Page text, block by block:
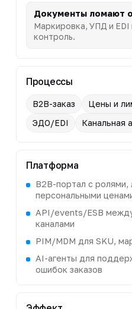
Документы ломают
Маркировка, УПД и EDI
контроль.
Процессы
B2B-заказ Цены и
ЭДО/EDI
Канальная
Платформа
B2B-портал с ролями,
персональными
API/events/ESB
каналами
PIM/MDM для SKU,
AI-агенты для
ошибок заказов